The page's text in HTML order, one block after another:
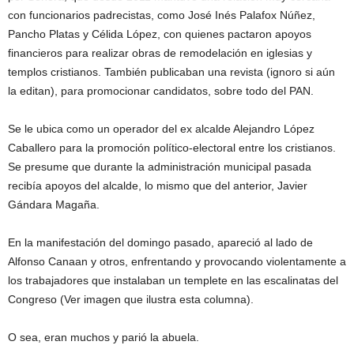
con funcionarios padrecistas, como José Inés Palafox Núñez,
Pancho Platas y Célida López, con quienes pactaron apoyos
financieros para realizar obras de remodelación en iglesias y
templos cristianos. También publicaban una revista (ignoro si aún
la editan), para promocionar candidatos, sobre todo del PAN.
Se le ubica como un operador del ex alcalde Alejandro López
Caballero para la promoción político-electoral entre los cristianos.
Se presume que durante la administración municipal pasada
recibía apoyos del alcalde, lo mismo que del anterior, Javier
Gándara Magaña.
En la manifestación del domingo pasado, apareció al lado de
Alfonso Canaan y otros, enfrentando y provocando violentamente a
los trabajadores que instalaban un templete en las escalinatas del
Congreso (Ver imagen que ilustra esta columna).
O sea, eran muchos y parió la abuela.